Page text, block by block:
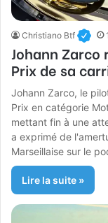
Christiano Btf
Johann
Prix de sa
Johann Zarco, le
Prix en catégorie
mettant fin à une
a exprimé de
Marseillaise sur le
Lire la suite »